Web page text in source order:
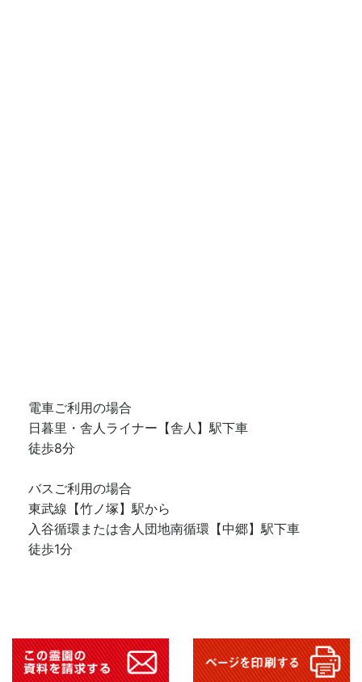
電車ご利用の場合
日暮里・舎人ライナー【舎人】駅下車
徒歩8分
バスご利用の場合
東武線【竹ノ塚】駅から
入谷循環または舎人団地南循環【中郷】駅下車
徒歩1分